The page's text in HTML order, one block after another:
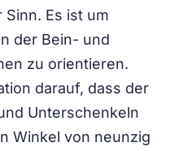
Es ist um
der Bein- und
zu orientieren.
darauf, dass der
Unterschenkeln
Winkel von neunzig